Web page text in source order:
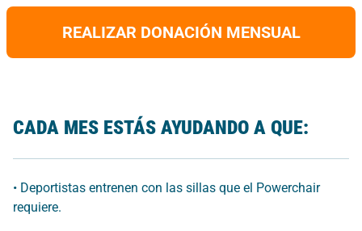
REALIZAR DONACIÓN MENSUAL
CADA MES ESTÁS AYUDANDO A QUE:
• Deportistas entrenen con las sillas que el Powerchair
requiere.